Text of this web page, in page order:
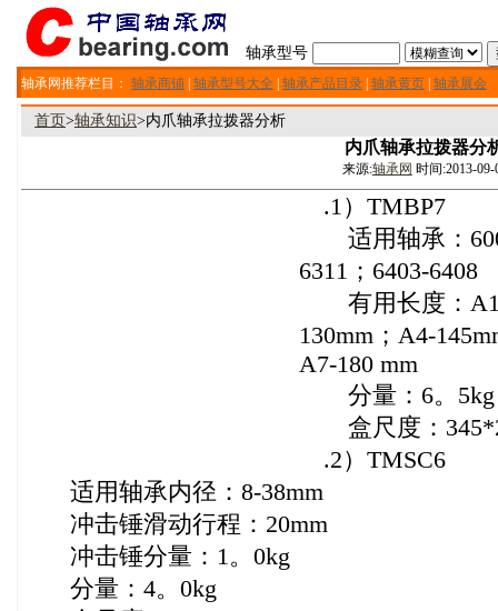
轴承型号
轴承网推荐栏目： 轴承商铺 轴承型号大全 轴承产品目录 轴承黄页 轴承展会
首页>轴承知识>内爪轴承拉拨器分析
内爪轴承拉拨器分
来源:轴承网 时间:2013-09-
.1）TMBP7
适用轴承：
6311；6403-6408
有用长度：A1-
130mm；A4-
A7-180 mm
分量：6。5kg
盒尺度：
.2）TMSC6
适用轴承内径：8-38mm
冲击锤滑动行程：20mm
冲击锤分量：1。0kg
分量：4。0kg